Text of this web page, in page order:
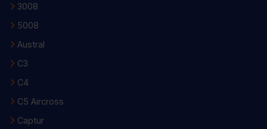
3008
5008
Austral
C3
C4
C5 Aircross
Captur